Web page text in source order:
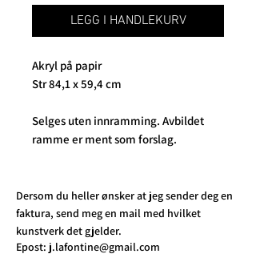
LEGG I HANDLEKURV
Akryl på papir
Str 84,1 x 59,4 cm
Selges uten innramming. Avbildet
ramme er ment som forslag.
Dersom du heller ønsker at jeg sender deg en
faktura, send meg en mail med hvilket
kunstverk det gjelder.
Epost: j.lafontine@gmail.com